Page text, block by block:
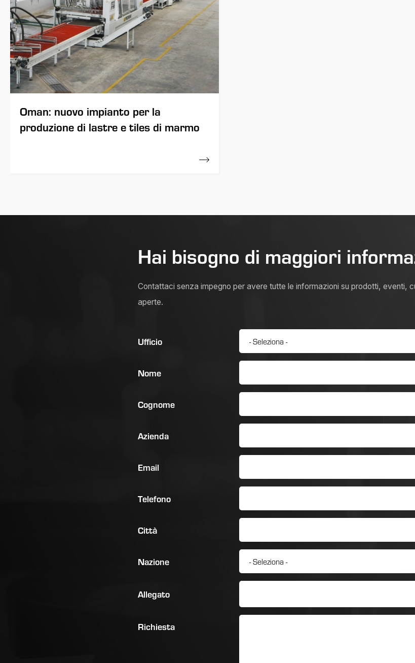
Oman: nuovo impianto per la
produzione di lastre e tiles di marmo
Hai bisogno di maggiori
Contattaci senza impegno per avere tutte le informazioni su prodotti, eventi,
aperte.
Ufficio
Nome
Cognome
Azienda
Email
Telefono
Città
Nazione
Allegato
Richiesta